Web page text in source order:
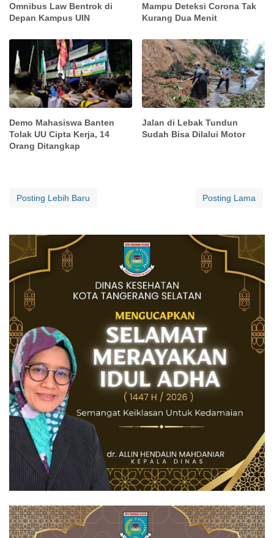
Omnibus Law Bentrok di
Depan Kampus UIN
Mampu Deteksi Corona Tak
Kurang Dua Menit
Demo Mahasiswa Banten
Tolak UU Cipta Kerja, 14
Orang Ditangkap
Jalan di Lebak Tundun
Sudah Bisa Dilalui Motor
Posting Lebih Baru Posting Lama